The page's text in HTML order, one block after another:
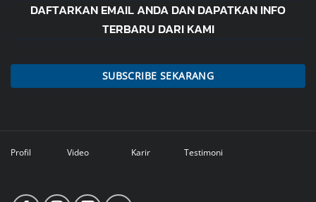
DAFTARKAN EMAIL ANDA DAN DAPATKAN INFO
TERBARU DARI KAMI
SUBSCRIBE SEKARANG
Profil Video Karir Testimoni